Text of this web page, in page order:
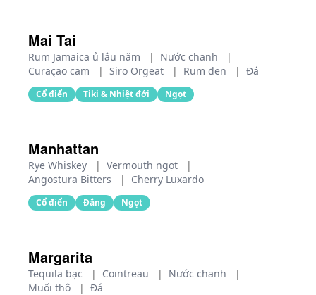
Mai Tai
Rum Jamaica ủ lâu năm | Nước chanh
|
Curaçao cam
| Siro Orgeat | Rum đen | Đá
Cổ điển Tiki & Nhiệt đới Ngọt
Manhattan
Rye Whiskey | Vermouth ngọt
|
Angostura Bitters
| Cherry Luxardo
Cổ điển Đắng Ngọt
Margarita
Tequila bạc | Cointreau | Nước chanh
|
Muối thô
| Đá